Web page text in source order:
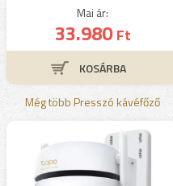
Mai ár:
33.980Ft
Még több Presszó kávéfőző